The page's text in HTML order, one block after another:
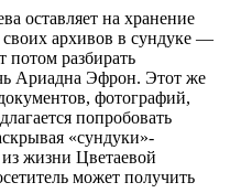
оставляет на хранение
архивов в сундуке —
потом разбирать
Ариадна Эфрон. Этот же
фотографий,
попробовать
«сундуки»-
жизни Цветаевой
может получить